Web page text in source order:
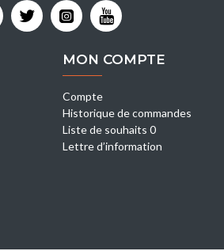
MON COMPTE
Compte
Historique de commandes
Liste de souhaits 0
Lettre d’information